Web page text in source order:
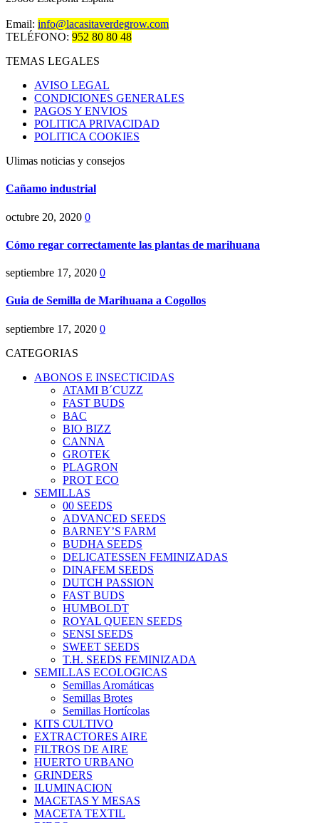
Email: info@lacasitaverdegrow.com
TELÉFONO: 952 80 80 48
TEMAS LEGALES
AVISO LEGAL
CONDICIONES GENERALES
PAGOS Y ENVIOS
POLITICA PRIVACIDAD
POLITICA COOKIES
Ulimas noticias y consejos
Cañamo industrial
octubre 20, 2020 0
Cómo regar correctamente las plantas de marihuana
septiembre 17, 2020 0
Guia de Semilla de Marihuana a Cogollos
septiembre 17, 2020 0
CATEGORIAS
ABONOS E INSECTICIDAS
ATAMI B´CUZZ
FAST BUDS
BAC
BIO BIZZ
CANNA
GROTEK
PLAGRON
PROT ECO
SEMILLAS
00 SEEDS
ADVANCED SEEDS
BARNEY’S FARM
BUDHA SEEDS
DELICATESSEN FEMINIZADAS
DINAFEM SEEDS
DUTCH PASSION
FAST BUDS
HUMBOLDT
ROYAL QUEEN SEEDS
SENSI SEEDS
SWEET SEEDS
T.H. SEEDS FEMINIZADA
SEMILLAS ECOLOGICAS
Semillas Aromáticas
Semillas Brotes
Semillas Hortícolas
KITS CULTIVO
EXTRACTORES AIRE
FILTROS DE AIRE
HUERTO URBANO
GRINDERS
ILUMINACION
MACETAS Y MESAS
MACETA TEXTIL